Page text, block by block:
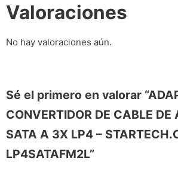
Valoraciones
No hay valoraciones aún.
Sé el primero en valorar
CONVERTIDOR DE CABLE DE
SATA A 3X LP4 –
LP4SATAFM2L”